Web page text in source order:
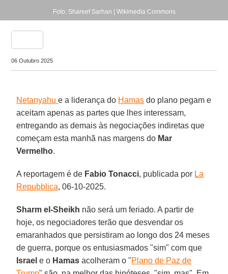
Foto: Shareef Sarhan | Wikimedia Commons
06 Outubro 2025
Netanyahue a liderança do Hamas do plano pegam e
aceitam apenas as partes que lhes interessam,
entregando as demais às negociações indiretas que
começam esta manhã nas margens do Mar
Vermelho.
A reportagem é de Fabio Tonacci, publicada por La
Repubblica, 06-10-2025.
Sharm el-Sheikh não será um feriado. A partir de
hoje, os negociadores terão que desvendar os
emaranhados que persistiram ao longo dos 24 meses
de guerra, porque os entusiasmados "sim" com que
Israel e o Hamas acolheram o "Plano de Paz de